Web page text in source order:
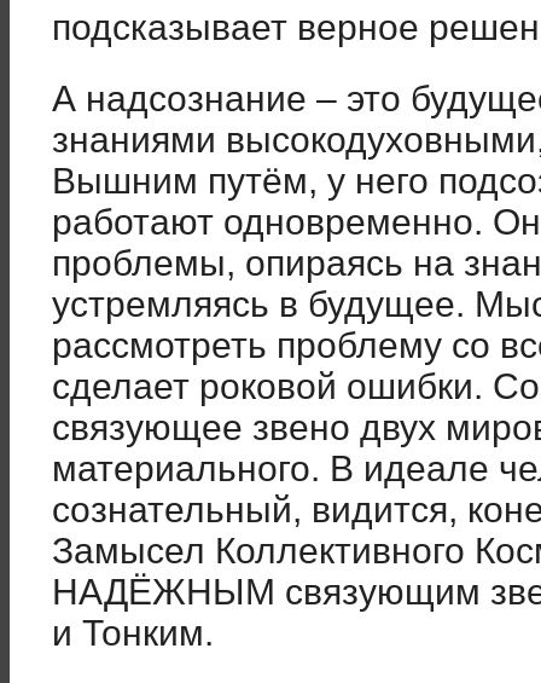
подсказывает верное
А надсознание – это
знаниями
Вышним путём, у него
работают одновременно.
проблемы, опираясь на
устремляясь в будущее.
рассмотреть проблему со
сделает роковой ошибки.
связующее звено двух
материального. В идеале
сознательный, видится,
Замысел Коллективного
НАДЁЖНЫМ связующим
и Тонким.